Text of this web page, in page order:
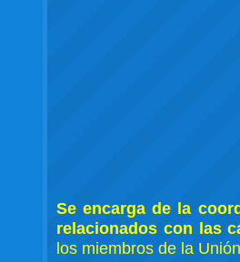
Se encarga de la
relacionados con las
los miembros de la